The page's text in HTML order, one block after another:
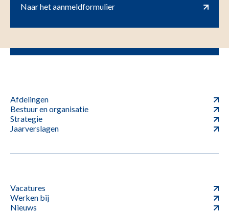
Naar het aanmeldformulier
Afdelingen
Bestuur en organisatie
Strategie
Jaarverslagen
Vacatures
Werken bij
Nieuws